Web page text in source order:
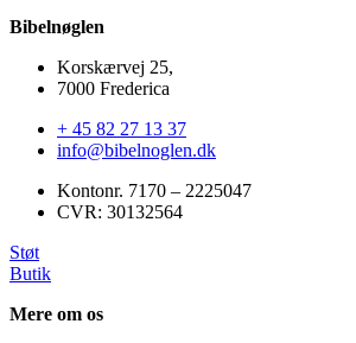
Bibelnøglen
Korskærvej 25,
7000 Frederica
+ 45 82 27 13 37
info@bibelnoglen.dk
Kontonr. ‍7170 – 2225047
CVR: ‍30132564
Støt
Butik
Mere om os